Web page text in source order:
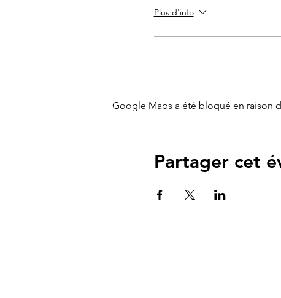
Plus d'info
Google Maps a été bloqué en raison
Partager cet